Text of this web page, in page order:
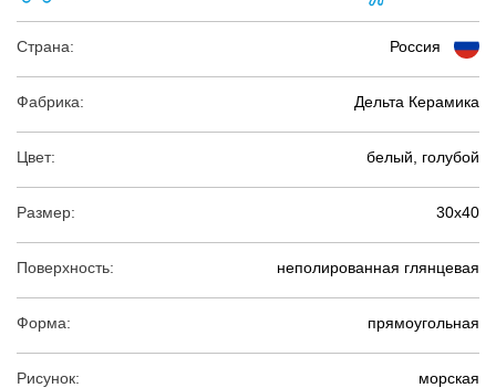
Страна: Россия
Фабрика: Дельта Керамика
Цвет: белый, голубой
Размер: 30х40
Поверхность: неполированная глянцевая
Форма: прямоугольная
Рисунок: морская